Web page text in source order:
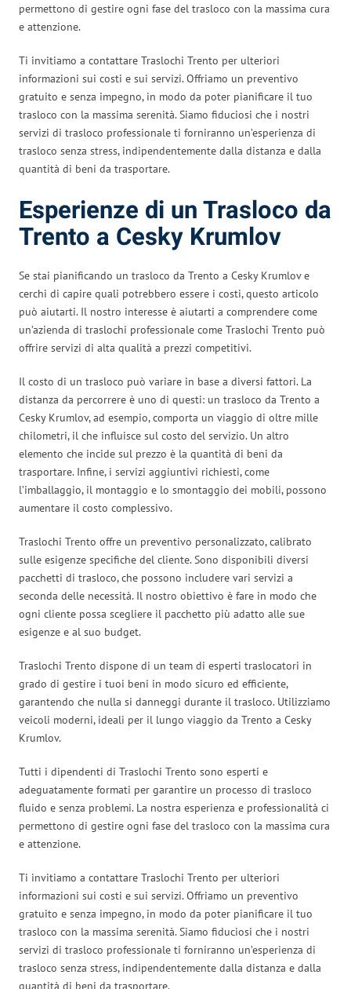
permettono di gestire ogni fase del trasloco con la massima cura
e attenzione.
Ti invitiamo a contattare Traslochi Trento per ulteriori
informazioni sui costi e sui servizi. Offriamo un preventivo
gratuito e senza impegno, in modo da poter pianificare il tuo
trasloco con la massima serenità. Siamo fiduciosi che i nostri
servizi di trasloco professionale ti forniranno un’esperienza di
trasloco senza stress, indipendentemente dalla distanza e dalla
quantità di beni da trasportare.
Esperienze di un Trasloco da
Trento a Cesky Krumlov
Se stai pianificando un trasloco da Trento a Cesky Krumlov e
cerchi di capire quali potrebbero essere i costi, questo articolo
può aiutarti. Il nostro interesse è aiutarti a comprendere come
un’azienda di traslochi professionale come Traslochi Trento può
offrire servizi di alta qualità a prezzi competitivi.
Il costo di un trasloco può variare in base a diversi fattori. La
distanza da percorrere è uno di questi: un trasloco da Trento a
Cesky Krumlov, ad esempio, comporta un viaggio di oltre mille
chilometri, il che influisce sul costo del servizio. Un altro
elemento che incide sul prezzo è la quantità di beni da
trasportare. Infine, i servizi aggiuntivi richiesti, come
l’imballaggio, il montaggio e lo smontaggio dei mobili, possono
aumentare il costo complessivo.
Traslochi Trento offre un preventivo personalizzato, calibrato
sulle esigenze specifiche del cliente. Sono disponibili diversi
pacchetti di trasloco, che possono includere vari servizi a
seconda delle necessità. Il nostro obiettivo è fare in modo che
ogni cliente possa scegliere il pacchetto più adatto alle sue
esigenze e al suo budget.
Traslochi Trento dispone di un team di esperti traslocatori in
grado di gestire i tuoi beni in modo sicuro ed efficiente,
garantendo che nulla si danneggi durante il trasloco. Utilizziamo
veicoli moderni, ideali per il lungo viaggio da Trento a Cesky
Krumlov.
Tutti i dipendenti di Traslochi Trento sono esperti e
adeguatamente formati per garantire un processo di trasloco
fluido e senza problemi. La nostra esperienza e professionalità ci
permettono di gestire ogni fase del trasloco con la massima cura
e attenzione.
Ti invitiamo a contattare Traslochi Trento per ulteriori
informazioni sui costi e sui servizi. Offriamo un preventivo
gratuito e senza impegno, in modo da poter pianificare il tuo
trasloco con la massima serenità. Siamo fiduciosi che i nostri
servizi di trasloco professionale ti forniranno un’esperienza di
trasloco senza stress, indipendentemente dalla distanza e dalla
quantità di beni da trasportare.